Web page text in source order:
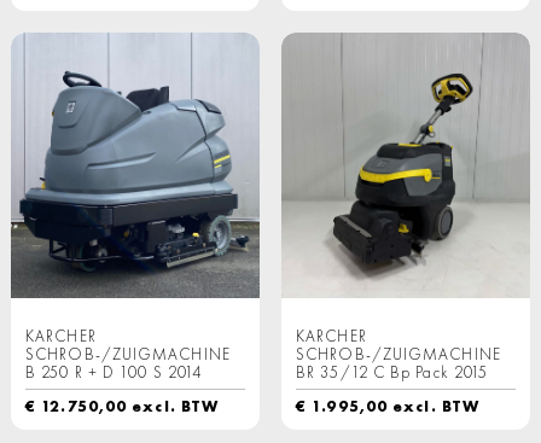
KARCHER
SCHROB-/ZUIGMACHINE
B 250 R + D 100 S 2014
€ 12.750,00 excl. BTW
KARCHER
SCHROB-/ZUIGMACHINE
BR 35/12 C Bp Pack 2015
€ 1.995,00 excl. BTW